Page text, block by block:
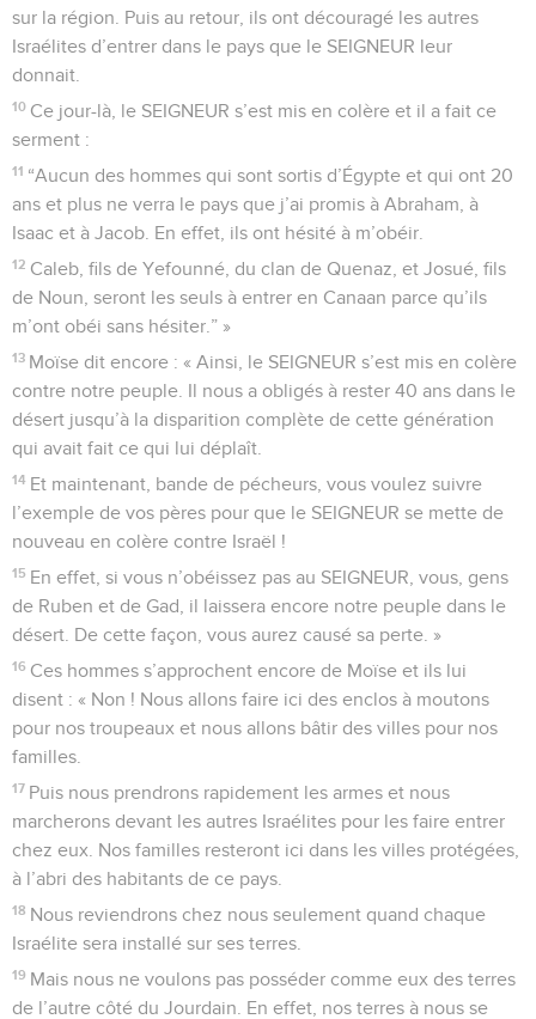
sur la région. Puis au retour, ils ont découragé les autres
Israélites d’entrer dans le pays que le SEIGNEUR leur
donnait.
10 Ce jour-là, le SEIGNEUR s’est mis en colère et il a fait ce
serment :
11 “Aucun des hommes qui sont sortis d’Égypte et qui ont 20
ans et plus ne verra le pays que j’ai promis à Abraham, à
Isaac et à Jacob. En effet, ils ont hésité à m’obéir.
12 Caleb, fils de Yefounné, du clan de Quenaz, et Josué, fils
de Noun, seront les seuls à entrer en Canaan parce qu’ils
m’ont obéi sans hésiter.” »
13 Moïse dit encore : « Ainsi, le SEIGNEUR s’est mis en colère
contre notre peuple. Il nous a obligés à rester 40 ans dans le
désert jusqu’à la disparition complète de cette génération
qui avait fait ce qui lui déplaît.
14 Et maintenant, bande de pécheurs, vous voulez suivre
l’exemple de vos pères pour que le SEIGNEUR se mette de
nouveau en colère contre Israël !
15 En effet, si vous n’obéissez pas au SEIGNEUR, vous, gens
de Ruben et de Gad, il laissera encore notre peuple dans le
désert. De cette façon, vous aurez causé sa perte. »
16 Ces hommes s’approchent encore de Moïse et ils lui
disent : « Non ! Nous allons faire ici des enclos à moutons
pour nos troupeaux et nous allons bâtir des villes pour nos
familles.
17 Puis nous prendrons rapidement les armes et nous
marcherons devant les autres Israélites pour les faire entrer
chez eux. Nos familles resteront ici dans les villes protégées,
à l’abri des habitants de ce pays.
18 Nous reviendrons chez nous seulement quand chaque
Israélite sera installé sur ses terres.
19 Mais nous ne voulons pas posséder comme eux des terres
de l’autre côté du Jourdain. En effet, nos terres à nous se